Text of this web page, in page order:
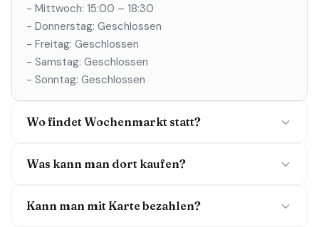
- Mittwoch: 15:00 – 18:30
- Donnerstag: Geschlossen
- Freitag: Geschlossen
- Samstag: Geschlossen
- Sonntag: Geschlossen
Wo findet Wochenmarkt statt?
Was kann man dort kaufen?
Kann man mit Karte bezahlen?